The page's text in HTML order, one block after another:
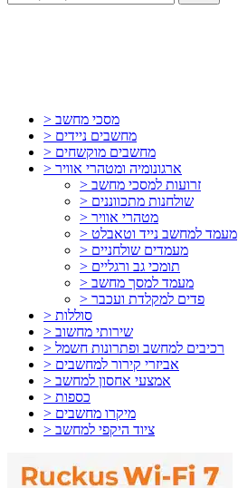
> מסכי מחשב
> מחשבים ניידים
> מחשבים מוקשחים
> ארגונומיה ומטהרי אוויר
> זרועות למסכי מחשב
> שולחנות מתכווננים
> מטהרי אוויר
> מעמד למחשב נייד וטאבלט
> מעמדים שולחניים
> תומכי גב ורגליים
> מעמד למסך מחשב
> פדים למקלדת ועכבר
> סוללות
> שירותי מחשוב
> רכיבים למחשב ופתרונות חשמל
> אביזרי קירור למחשבים
> אמצעי אחסון למחשב
> כספות
> מיקרו מחשבים
> ציוד היקפי למחשב